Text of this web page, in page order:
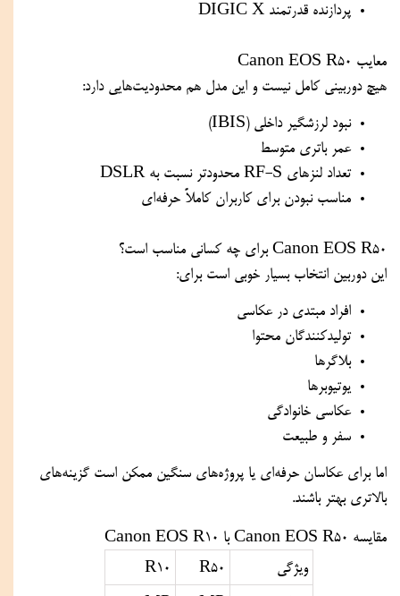
پردازنده قدرتمند DIGIC X
معایب Canon EOS R50
هیچ دوربینی کامل نیست و این مدل هم محدودیت‌هایی دارد:
نبود لرزشگیر داخلی (IBIS)
عمر باتری متوسط
تعداد لنزهای RF-S محدودتر نسبت به DSLR
مناسب نبودن برای کاربران کاملاً حرفه‌ای
Canon EOS R50 برای چه کسانی مناسب است؟
این دوربین انتخاب بسیار خوبی است برای:
افراد مبتدی در عکاسی
تولیدکنندگان محتوا
بلاگرها
یوتیوبرها
عکاسی خانوادگی
سفر و طبیعت
اما برای عکاسان حرفه‌ای یا پروژه‌های سنگین ممکن است گزینه‌های
بالاتری بهتر باشند.
مقایسه Canon EOS R50 با Canon EOS R10
ویژگی
R50
R10